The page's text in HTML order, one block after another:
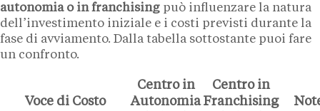
autonomia o in franchising può influenzare la natura
dell’investimento iniziale e i costi previsti durante la
fase di avviamento. Dalla tabella sottostante puoi fare
un confronto.
Voce di Costo
Centro in
Autonomia
Centro in
Franchising